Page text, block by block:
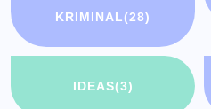
KRIMINAL(28)
IDEAS(3)